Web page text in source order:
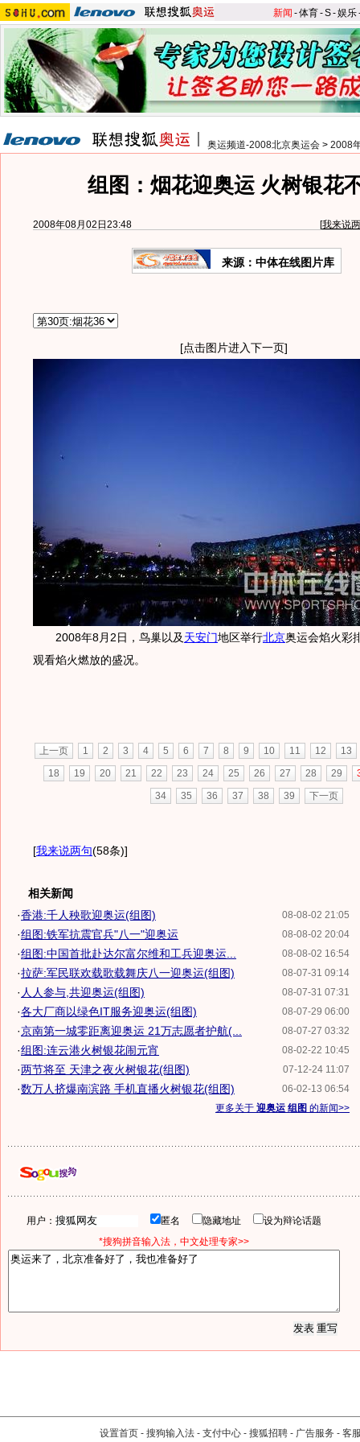
新闻 -体育-S-娱乐
奥运频道-2008北京奥运会 > 2008
组图：烟花迎奥运 火树银花
2008年08月02日23:48 [我来说
来源：中体在线图片库
[点击图片进入下一页]
2008年8月2日，鸟巢以及天安门地区举行北京奥运会焰火彩
观看焰火燃放的盛况。
上一页 1 2 3 4 5 6 7 8 9 10 11 12
13
18
19 20 21 22 23 24 25 26 27 28 29
34
35 36 37 38 39 下一页
[我来说两句(58条)]
相关新闻
08-08-02 21:05
·香港:千人秧歌迎奥运(组图)
08-08-02 20:04
·组图:铁军抗震官兵"八一"迎奥运
08-08-02 16:54
·组图:中国首批赴达尔富尔维和工兵迎奥运...
08-07-31 09:14
·拉萨:军民联欢载歌载舞庆八一迎奥运(组图)
08-07-31 07:31
· 人人参与,共迎奥运(组图)
08-07-29 06:00
·各大厂商以绿色IT服务迎奥运(组图)
08-07-27 03:32
·京南第一城零距离迎奥运 21万志愿者护航(...
08-02-22 10:45
·组图:连云港火树银花闹元宵
07-12-24 11:07
·两节将至 天津之夜火树银花(组图)
06-02-13 06:54
·数万人挤爆南滨路 手机直播火树银花(组图)
更多关于 迎奥运 组图 的新闻>>
用户： 匿名 隐藏地址
设为辩论话题
*搜狗拼音输入法，中文处理专家>>
设置首页 - 搜狗输入法 - 支付中心 - 搜狐招聘 - 广告服务 - 客